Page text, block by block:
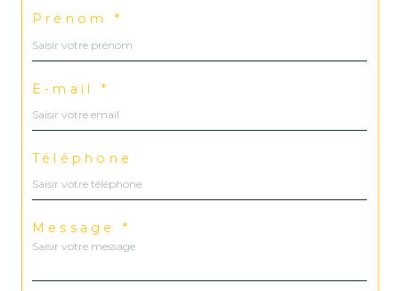
Prénom *
E-mail *
Téléphone
Message *